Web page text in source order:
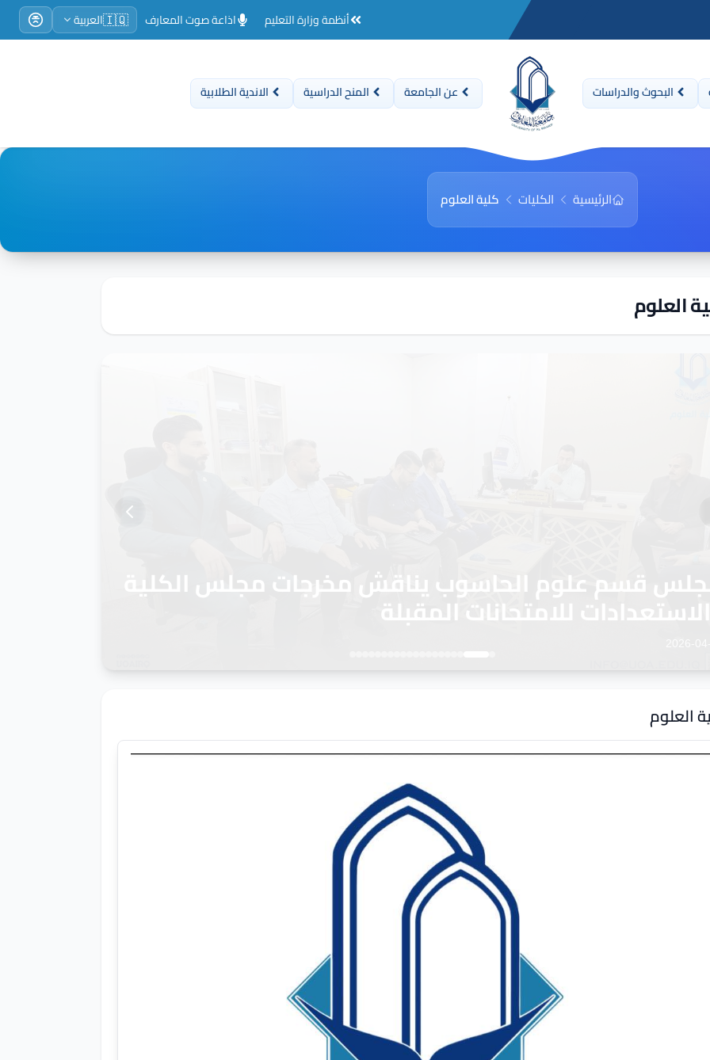
أنظمة وزارة التعليم اذاعة صوت المعارف 🇮🇶العربية
البحوث والدراسات عن الجامعة المنح الدراسية الاندية الطلابية
الرئيسية الكليات كلية العلوم
العلوم
كلية العلوم يعقد جلسته السابعة لمناقشة
الامتحانية
العلوم